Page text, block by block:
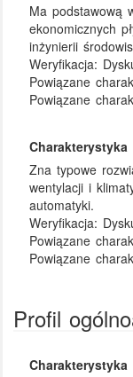
Ma podstawową
ekonomicznych
inżynierii
Weryfikacja:
Powiązane
Powiązane
Charakterystyka
Zna typowe
wentylacji i
automatyki.
Weryfikacja:
Powiązane
Powiązane
Profil
Charakterystyka